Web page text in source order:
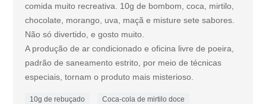
comida muito recreativa. 10g de bombom, coca, mirtilo,
chocolate, morango, uva, maçã e misture sete sabores.
Não só divertido, e gosto muito.
A produção de ar condicionado e oficina livre de poeira,
padrão de saneamento estrito, por meio de técnicas
especiais, tornam o produto mais misterioso.
10g de rebuçado Coca-cola de mirtilo doce